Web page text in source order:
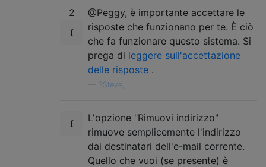
2
@Peggy, è importante accettare le
risposte che funzionano per te. È ciò
che fa funzionare questo sistema. Si
prega di leggere sull'accettazione
delle risposte .
SSteve,
L'opzione "Rimuovi indirizzo"
rimuove semplicemente l'indirizzo
dai destinatari dell'e-mail corrente.
Quello che vuoi (se presente) è